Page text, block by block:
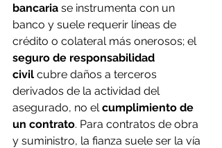
bancaria se instrumenta con un
banco y suele requerir líneas de
crédito o colateral más onerosos; el
seguro de responsabilidad
civil cubre daños a terceros
derivados de la actividad del
asegurado, no el cumplimiento de
un contrato. Para contratos de obra
y suministro, la fianza suele ser la vía